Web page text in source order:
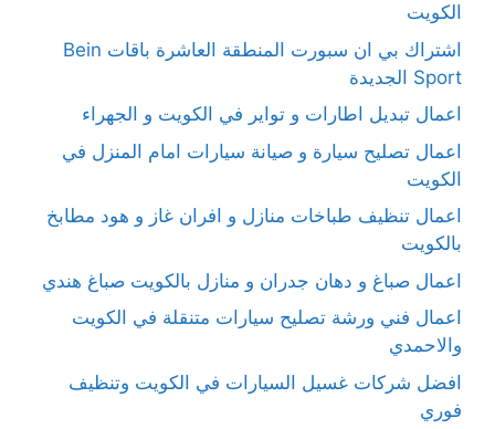
الكويت
اشتراك بي ان سبورت المنطقة العاشرة باقات Bein
Sport الجديدة
اعمال تبديل اطارات و تواير في الكويت و الجهراء
اعمال تصليح سيارة و صيانة سيارات امام المنزل في
الكويت
اعمال تنظيف طباخات منازل و افران غاز و هود مطابخ
بالكويت
اعمال صباغ و دهان جدران و منازل بالكويت صباغ هندي
اعمال فني ورشة تصليح سيارات متنقلة في الكويت
والاحمدي
افضل شركات غسيل السيارات في الكويت وتنظيف
فوري